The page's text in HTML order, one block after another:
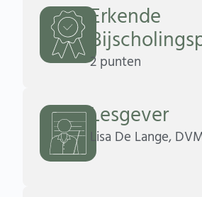
Erkende
2 punten
Lesgever
Lisa De Lange,